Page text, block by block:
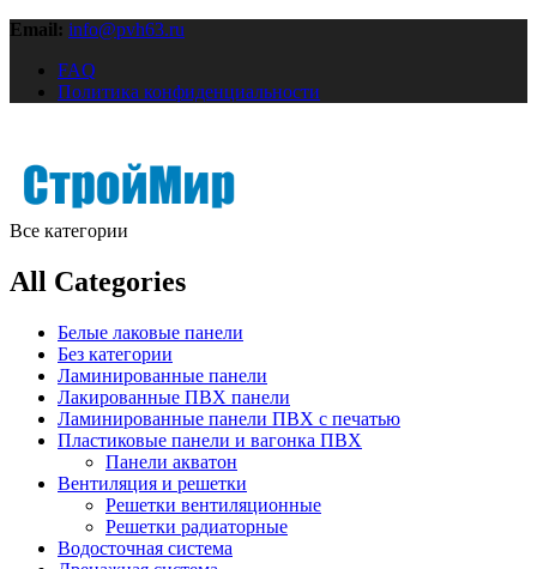
Email: info@pvh63.ru
FAQ
Политика конфиденциальности
Все категории
All Categories
Белые лаковые панели
Без категории
Ламинированные панели
Лакированные ПВХ панели
Ламинированные панели ПВХ с печатью
Пластиковые панели и вагонка ПВХ
Панели акватон
Вентиляция и решетки
Решетки вентиляционные
Решетки радиаторные
Водосточная система